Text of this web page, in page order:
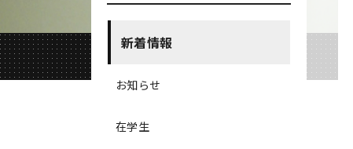
新着情報
お知らせ
在学生